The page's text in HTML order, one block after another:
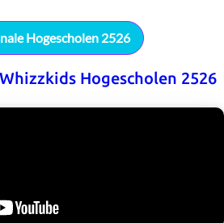
Hogescholen 2526
Hogescholen 2526